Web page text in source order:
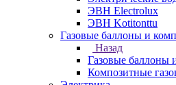
ЭВН Electrolux
ЭВН Kotitonttu
Газовые баллоны и
Назад
Газовые баллоны
Композитные